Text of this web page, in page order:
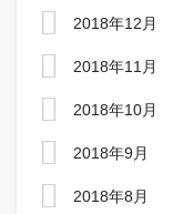
2018年12月
2018年11月
2018年10月
2018年9月
2018年8月